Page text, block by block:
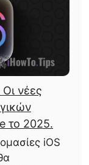
νέες
το 2025.
iOS